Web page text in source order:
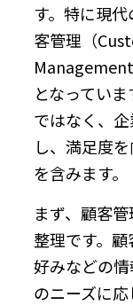
す。特に現
客管理（
となってい
ではなく、
し、満足度
を含みます。
まず、顧客
整理です。顧
好みなどの
のニーズに